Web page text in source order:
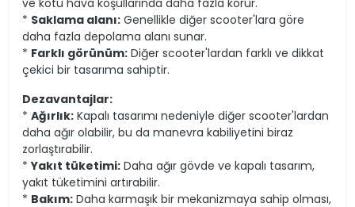
ve kötü hava koşullarında daha fazla korur.
* Saklama alanı: Genellikle diğer scooter'lara göre
daha fazla depolama alanı sunar.
* Farklı görünüm: Diğer scooter'lardan farklı ve dikkat
çekici bir tasarıma sahiptir.
Dezavantajlar:
* Ağırlık: Kapalı tasarımı nedeniyle diğer scooter'lardan
daha ağır olabilir, bu da manevra kabiliyetini biraz
zorlaştırabilir.
*Yakıt tüketimi: Daha ağır gövde ve kapalı tasarım,
yakıt tüketimini artırabilir.
* Bakım: Daha karmaşık bir mekanizmaya sahip olması,